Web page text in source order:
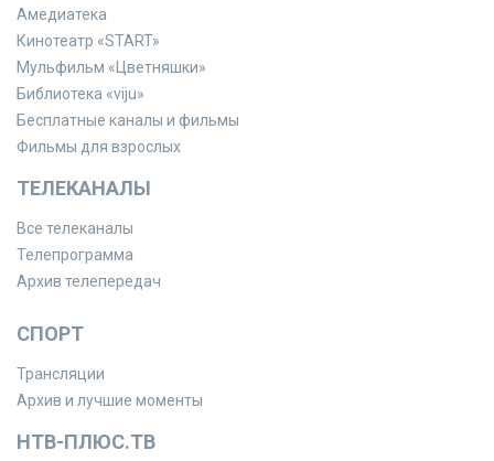
Амедиатека
Кинотеатр «START»
Мульфильм «Цветняшки»
Библиотека «viju»
Бесплатные каналы и фильмы
Фильмы для взрослых
ТЕЛЕКАНАЛЫ
Все телеканалы
Телепрограмма
Архив телепередач
СПОРТ
Трансляции
Архив и лучшие моменты
НТВ-ПЛЮС.ТВ